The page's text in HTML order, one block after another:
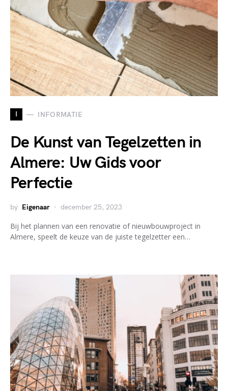
I INFORMATIE
De Kunst van Tegelzetten in
Almere: Uw Gids voor
Perfectie
by Eigenaar december 25, 2023
Bij het plannen van een renovatie of nieuwbouwproject in
Almere, speelt de keuze van de juiste tegelzetter een…